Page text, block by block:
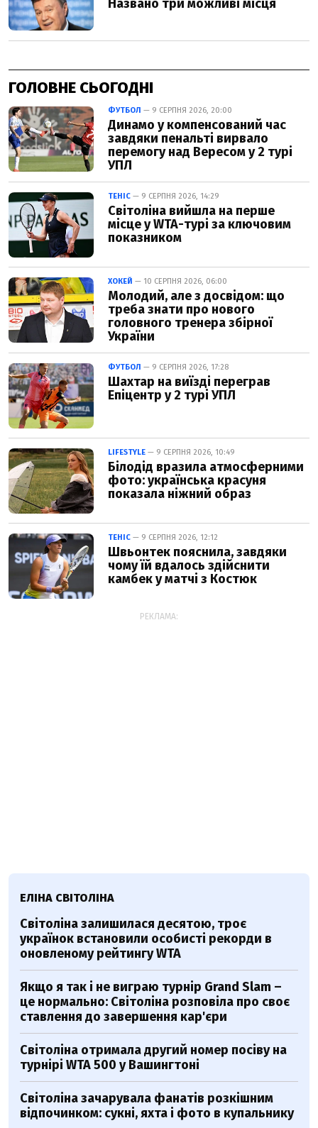
ГОЛОВНЕ СЬОГОДНІ
ФУТБОЛ — 9 СЕРПНЯ 2026, 20:00
Динамо у компенсований час
завдяки пенальті вирвало
перемогу над Вересом у 2 турі
УПЛ
ТЕНІС — 9 СЕРПНЯ 2026, 14:29
Світоліна вийшла на перше
місце у WTA-турі за ключовим
показником
ХОКЕЙ — 10 СЕРПНЯ 2026, 06:00
Молодий, але з досвідом: що
треба знати про нового
головного тренера збірної
України
ФУТБОЛ — 9 СЕРПНЯ 2026, 17:28
Шахтар на виїзді переграв
Епіцентр у 2 турі УПЛ
LIFESTYLE — 9 СЕРПНЯ 2026, 10:49
Білодід вразила атмосферними
фото: українська красуня
показала ніжний образ
ТЕНІС — 9 СЕРПНЯ 2026, 12:12
Швьонтек пояснила, завдяки
чому їй вдалось здійснити
камбек у матчі з Костюк
РЕКЛАМА:
ЕЛІНА СВІТОЛІНА
Світоліна залишилася десятою, троє
українок встановили особисті рекорди в
оновленому рейтингу WTA
Якщо я так і не виграю турнір Grand Slam –
це нормально: Світоліна розповіла про своє
ставлення до завершення кар'єри
Світоліна отримала другий номер посіву на
турнірі WTA 500 у Вашингтоні
Світоліна зачарувала фанатів розкішним
відпочинком: сукні, яхта і фото в купальнику